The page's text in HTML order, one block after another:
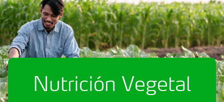
Nutrición Vegetal